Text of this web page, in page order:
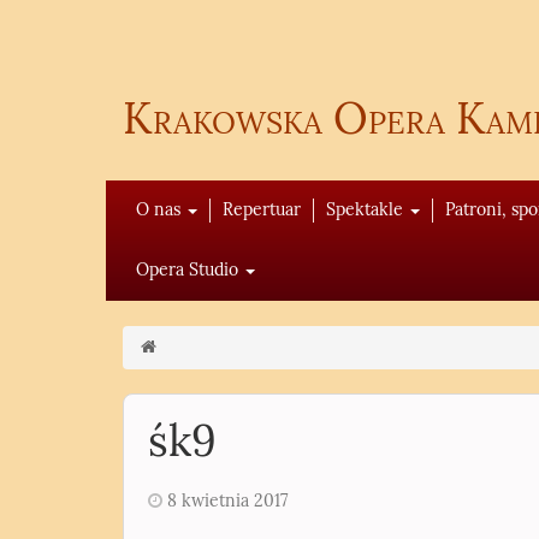
Krakowska Opera
O nas Repertuar Spektakle Patroni,
Opera Studio
śk9
8 kwietnia 2017